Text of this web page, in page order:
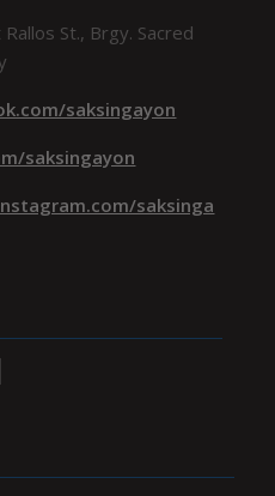
St., Brgy. Sacred
saksingayon
saksingayon
saksinga